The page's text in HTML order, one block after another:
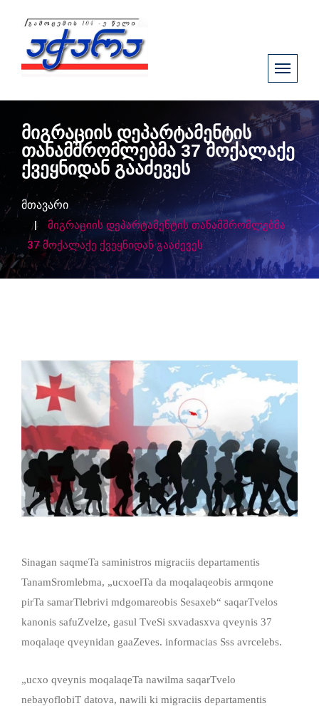
მიგრაციის დეპარტამენტის
თანამშრომლებმა 37 მოქალაქე
ქვეყნიდან გააძევეს
მთავარი
მიგრაციის დეპარტამენტის თანამშრომლებმა
37 მოქალაქე ქვეყნიდან გააძევეს
Sinagan saqmeTa saministros migraciis departamentis
TanamSromlebma, „ucxoelTa da moqalaqeobis armqone
pirTa samarTlebrivi mdgomareobis Sesaxeb“ saqarTvelos
kanonis safuZvelze, gasul TveSi sxvadasxva qveynis 37
moqalaqe qveynidan gaaZeves. informacias Sss avrcelebs.
„ucxo qveynis moqalaqeTa nawilma saqarTvelo
nebayoflobiT datova, nawili ki migraciis departamentis